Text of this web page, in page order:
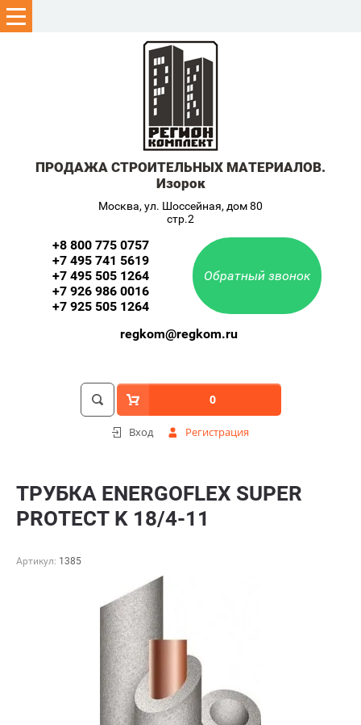
ПРОДАЖА СТРОИТЕЛЬНЫХ МАТЕРИАЛОВ.
Изорок
Москва, ул. Шоссейная, дом 80
стр.2
+8 800 775 0757
+7 495 741 5619
+7 495 505 1264
+7 926 986 0016
+7 925 505 1264
Обратный звонок
regkom@regkom.ru
0
Вход Регистрация
ТРУБКА ENERGOFLEX SUPER
PROTECT K 18/4-11
Артикул: 1385